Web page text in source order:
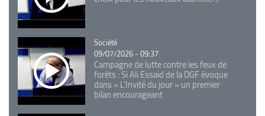
Catégorie
Société
09/07/2026 - 09:37
Campagne de lutte contre les feux de
forêts : Si Ali Essaid de la DGF évoque
dans « L'Invité du jour » un premier
bilan encourageant